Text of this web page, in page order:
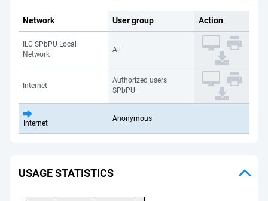
Network User group Action
ILC SPbPU Local
Network
All
Internet
Authorized users
SPbPU
Internet
Anonymous
USAGE STATISTICS